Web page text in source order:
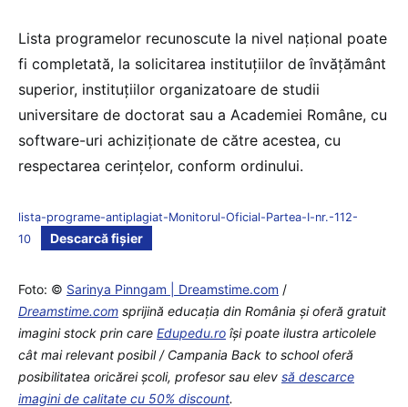
Lista programelor recunoscute la nivel național poate
fi completată, la solicitarea instituțiilor de învățământ
superior, instituțiilor organizatoare de studii
universitare de doctorat sau a Academiei Române, cu
software-uri achiziționate de către acestea, cu
respectarea cerințelor, conform ordinului.
lista-programe-antiplagiat-Monitorul-Oficial-Partea-I-nr.-112-
10
Descarcă fișier
Foto: © Sarinya Pinngam | Dreamstime.com /
Dreamstime.com sprijină educaţia din România şi oferă gratuit
imagini stock prin care Edupedu.ro îşi poate ilustra articolele
cât mai relevant posibil / Campania Back to school oferă
posibilitatea oricărei școli, profesor sau elev să descarce
imagini de calitate cu 50% discount.